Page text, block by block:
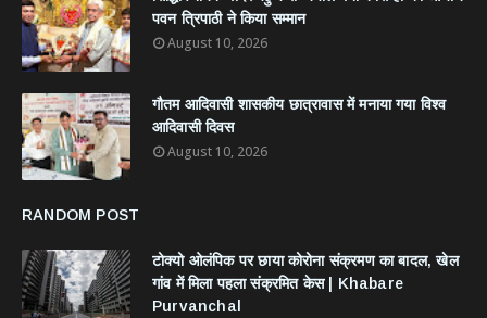
पवन त्रिपाठी ने किया सम्मान
August 10, 2026
गौतम आदिवासी शासकीय छात्रावास में मनाया गया विश्व
आदिवासी दिवस
August 10, 2026
RANDOM POST
टोक्यो ओलंपिक पर छाया कोरोना संक्रमण का बादल, खेल
गांव में मिला पहला संक्रमित केस | Khabare
Purvanchal